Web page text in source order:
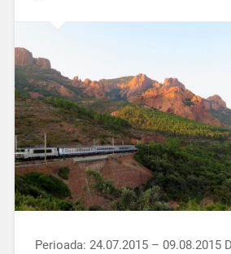
Perioada: 24.07.2015 – 09.08.2015